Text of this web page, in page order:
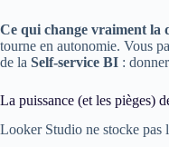
Ce qui change vraiment la
tourne en autonomie. Vous
de la Self-service BI :
La puissance (et les pièges)
Looker Studio ne stocke pas